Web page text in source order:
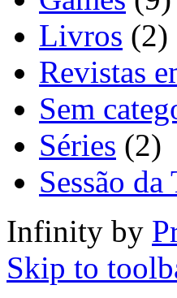
Livros (2)
Revistas
Sem
Séries (2)
Sessão da
Infinity by
Skip to